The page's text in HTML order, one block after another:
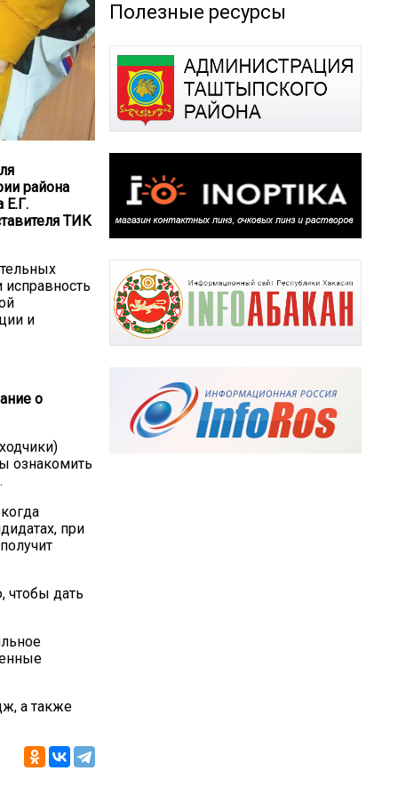
района
Е.Г.
ТИК
исправность
и
о
ознакомить
при
чтобы дать
а также
Полезные ресурсы